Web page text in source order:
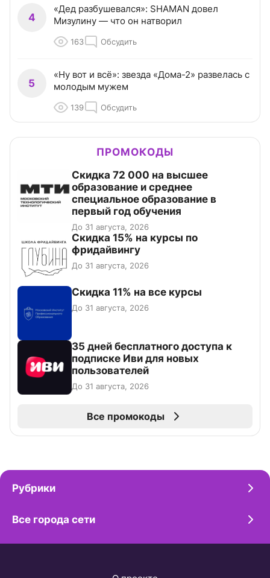
4
«Дед разбушевался»: SHAMAN довел
Мизулину — что он натворил
163 Обсудить
5
«Ну вот и всё»: звезда «Дома-2» развелась с
молодым мужем
139 Обсудить
ПРОМОКОДЫ
Скидка 72 000 на высшее
образование и среднее
специальное образование в
первый год обучения
До 31 августа, 2026
Скидка 15% на курсы по
фридайвингу
До 31 августа, 2026
Скидка 11% на все курсы
До 31 августа, 2026
35 дней бесплатного доступа к
подписке Иви для новых
пользователей
До 31 августа, 2026
Все промокоды
Рубрики
Все города сети